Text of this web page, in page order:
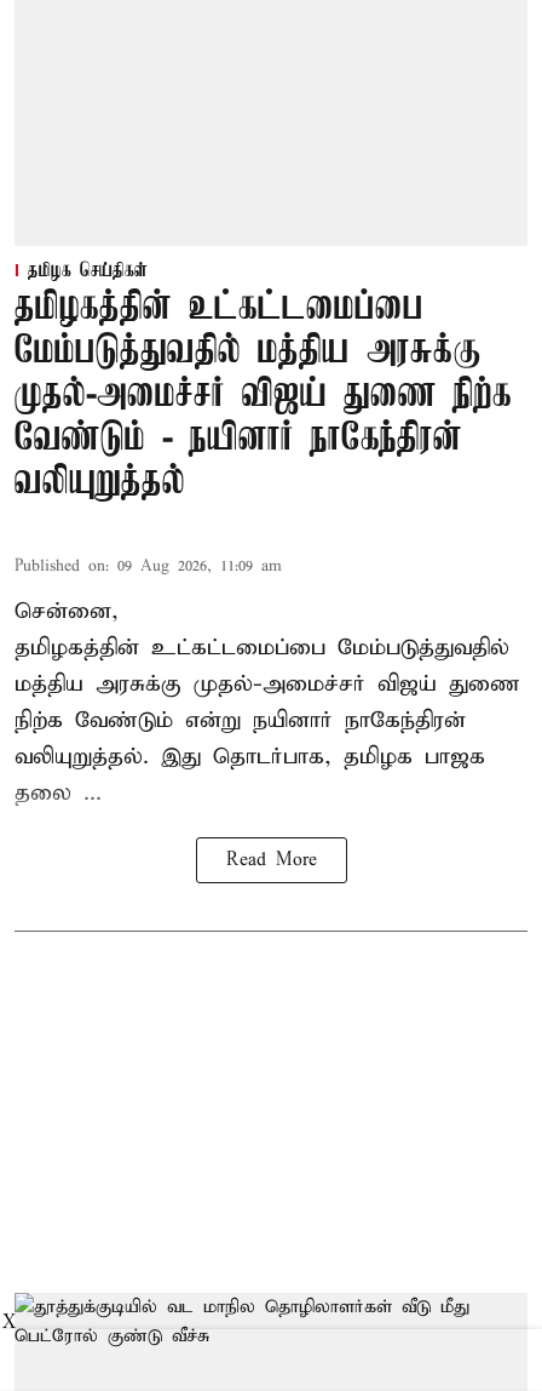
தமிழக செய்திகள்
தமிழகத்தின் உட்கட்டமைப்பை
மேம்படுத்துவதில் மத்திய அரசுக்கு
முதல்-அமைச்சர் விஜய் துணை நிற்க
வேண்டும் - நயினார் நாகேந்திரன்
வலியுறுத்தல்
Published on: 09 Aug 2026, 11:09 am
சென்னை,
தமிழகத்தின் உட்கட்டமைப்பை மேம்படுத்துவதில்
மத்திய அரசுக்கு முதல்-அமைச்சர் விஜய் துணை
நிற்க வேண்டும் என்று நயினார் நாகேந்திரன்
வலியுறுத்தல். இது தொடர்பாக, தமிழக பாஜக
தலை ...
Read More
X